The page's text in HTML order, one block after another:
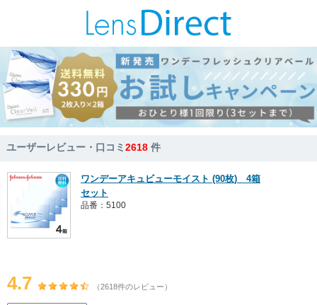
ユーザーレビュー・口コミ2618 件
ワンデーアキュビューモイスト (90枚) 4箱
セット
品番：5100
4.7 （2618件のレビュー）